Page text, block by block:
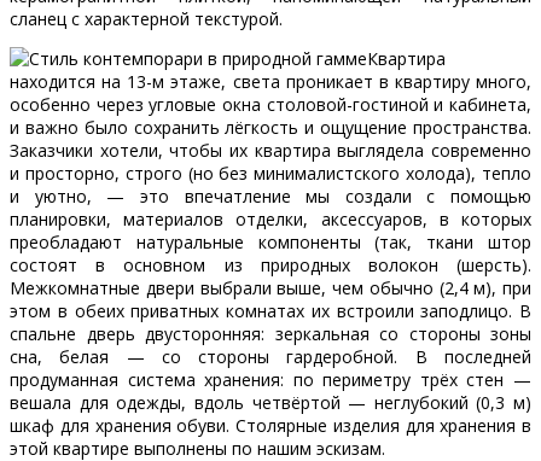
сланец с характерной текстурой.
Квартира
находится на 13-м этаже, света проникает в квартиру много,
особенно через угловые окна столовой-гостиной и кабинета,
и важно было сохранить лёгкость и ощущение пространства.
Заказчики хотели, чтобы их квартира выглядела современно
и просторно, строго (но без минималистского холода), тепло
и уютно, — это впечатление мы создали с помощью
планировки, материалов отделки, аксессуаров, в которых
преобладают натуральные компоненты (так, ткани штор
состоят в основном из природных волокон (шерсть).
Межкомнатные двери выбрали выше, чем обычно (2,4 м), при
этом в обеих приватных комнатах их встроили заподлицо. В
спальне дверь двусторонняя: зеркальная со стороны зоны
сна, белая — со стороны гардеробной. В последней
продуманная система хранения: по периметру трёх стен —
вешала для одежды, вдоль четвёртой — неглубокий (0,3 м)
шкаф для хранения обуви. Столярные изделия для хранения в
этой квартире выполнены по нашим эскизам.